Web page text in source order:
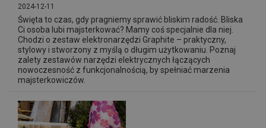
2024-12-11
Święta to czas, gdy pragniemy sprawić bliskim radość. Bliska
Ci osoba lubi majsterkować? Mamy coś specjalnie dla niej.
Chodzi o zestaw elektronarzędzi Graphite – praktyczny,
stylowy i stworzony z myślą o długim użytkowaniu. Poznaj
zalety zestawów narzędzi elektrycznych łączących
nowoczesność z funkcjonalnością, by spełniać marzenia
majsterkowiczów.